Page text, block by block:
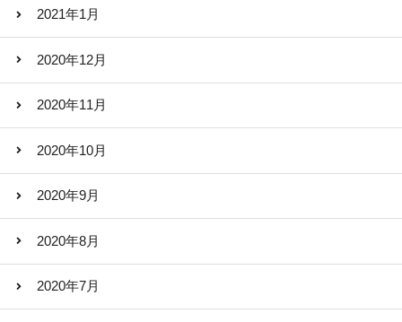
2021年1月
2020年12月
2020年11月
2020年10月
2020年9月
2020年8月
2020年7月